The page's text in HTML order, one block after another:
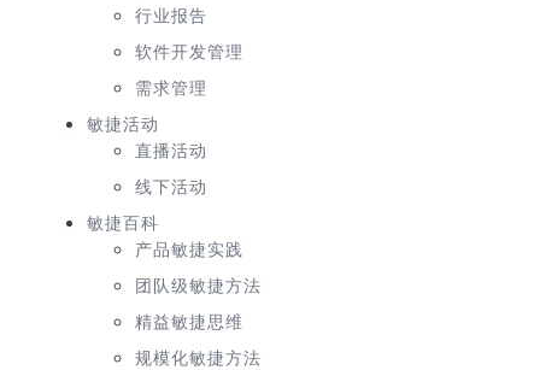
行业报告
软件开发管理
需求管理
敏捷活动
直播活动
线下活动
敏捷百科
产品敏捷实践
团队级敏捷方法
精益敏捷思维
规模化敏捷方法